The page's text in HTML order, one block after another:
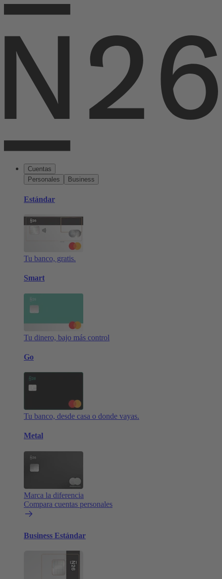
Cuentas
Personales
Business
Estándar
Tu banco, gratis.
Smart
Tu dinero, bajo más control
Go
Tu banco, desde casa o donde vayas.
Metal
Marca la diferencia
Compara cuentas personales
Business Estándar